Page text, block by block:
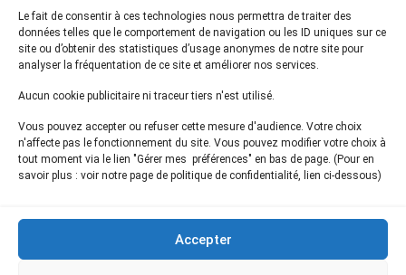
Le fait de consentir à ces technologies nous permettra de traiter des
données telles que le comportement de navigation ou les ID uniques sur ce
site ou d’obtenir des statistiques d’usage anonymes de notre site pour
analyser la fréquentation de ce site et améliorer nos services.
Aucun cookie publicitaire ni traceur tiers n'est utilisé.
Vous pouvez accepter ou refuser cette mesure d'audience. Votre choix
n'affecte pas le fonctionnement du site. Vous pouvez modifier votre choix à
tout moment via le lien "Gérer mes préférences" en bas de page. (Pour en
savoir plus : voir notre page de politique de confidentialité, lien ci-dessous)
Accepter
Actualités
Presse
Informations légales
Plan du site
Inscrivez-vous à notrenewsletter